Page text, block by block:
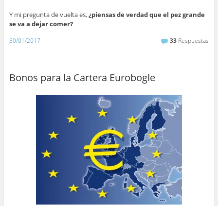
Y mi pregunta de vuelta es,¿piensas de verdad que el pez grande
se va a dejar comer?
30/01/2017 33 Respuestas
Bonos para la Cartera Eurobogle